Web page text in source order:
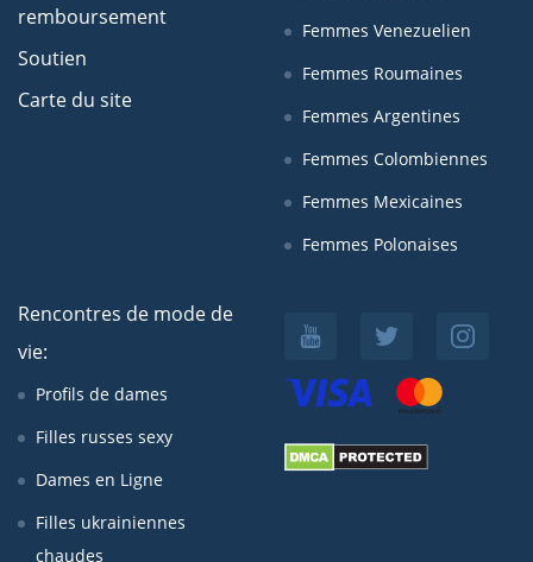
remboursement
Soutien
Carte du site
Femmes Venezuelien
Femmes Roumaines
Femmes Argentines
Femmes Colombiennes
Femmes Mexicaines
Femmes Polonaises
Rencontres de mode de
vie:
Profils de dames
Filles russes sexy
Dames en Ligne
Filles ukrainiennes
chaudes